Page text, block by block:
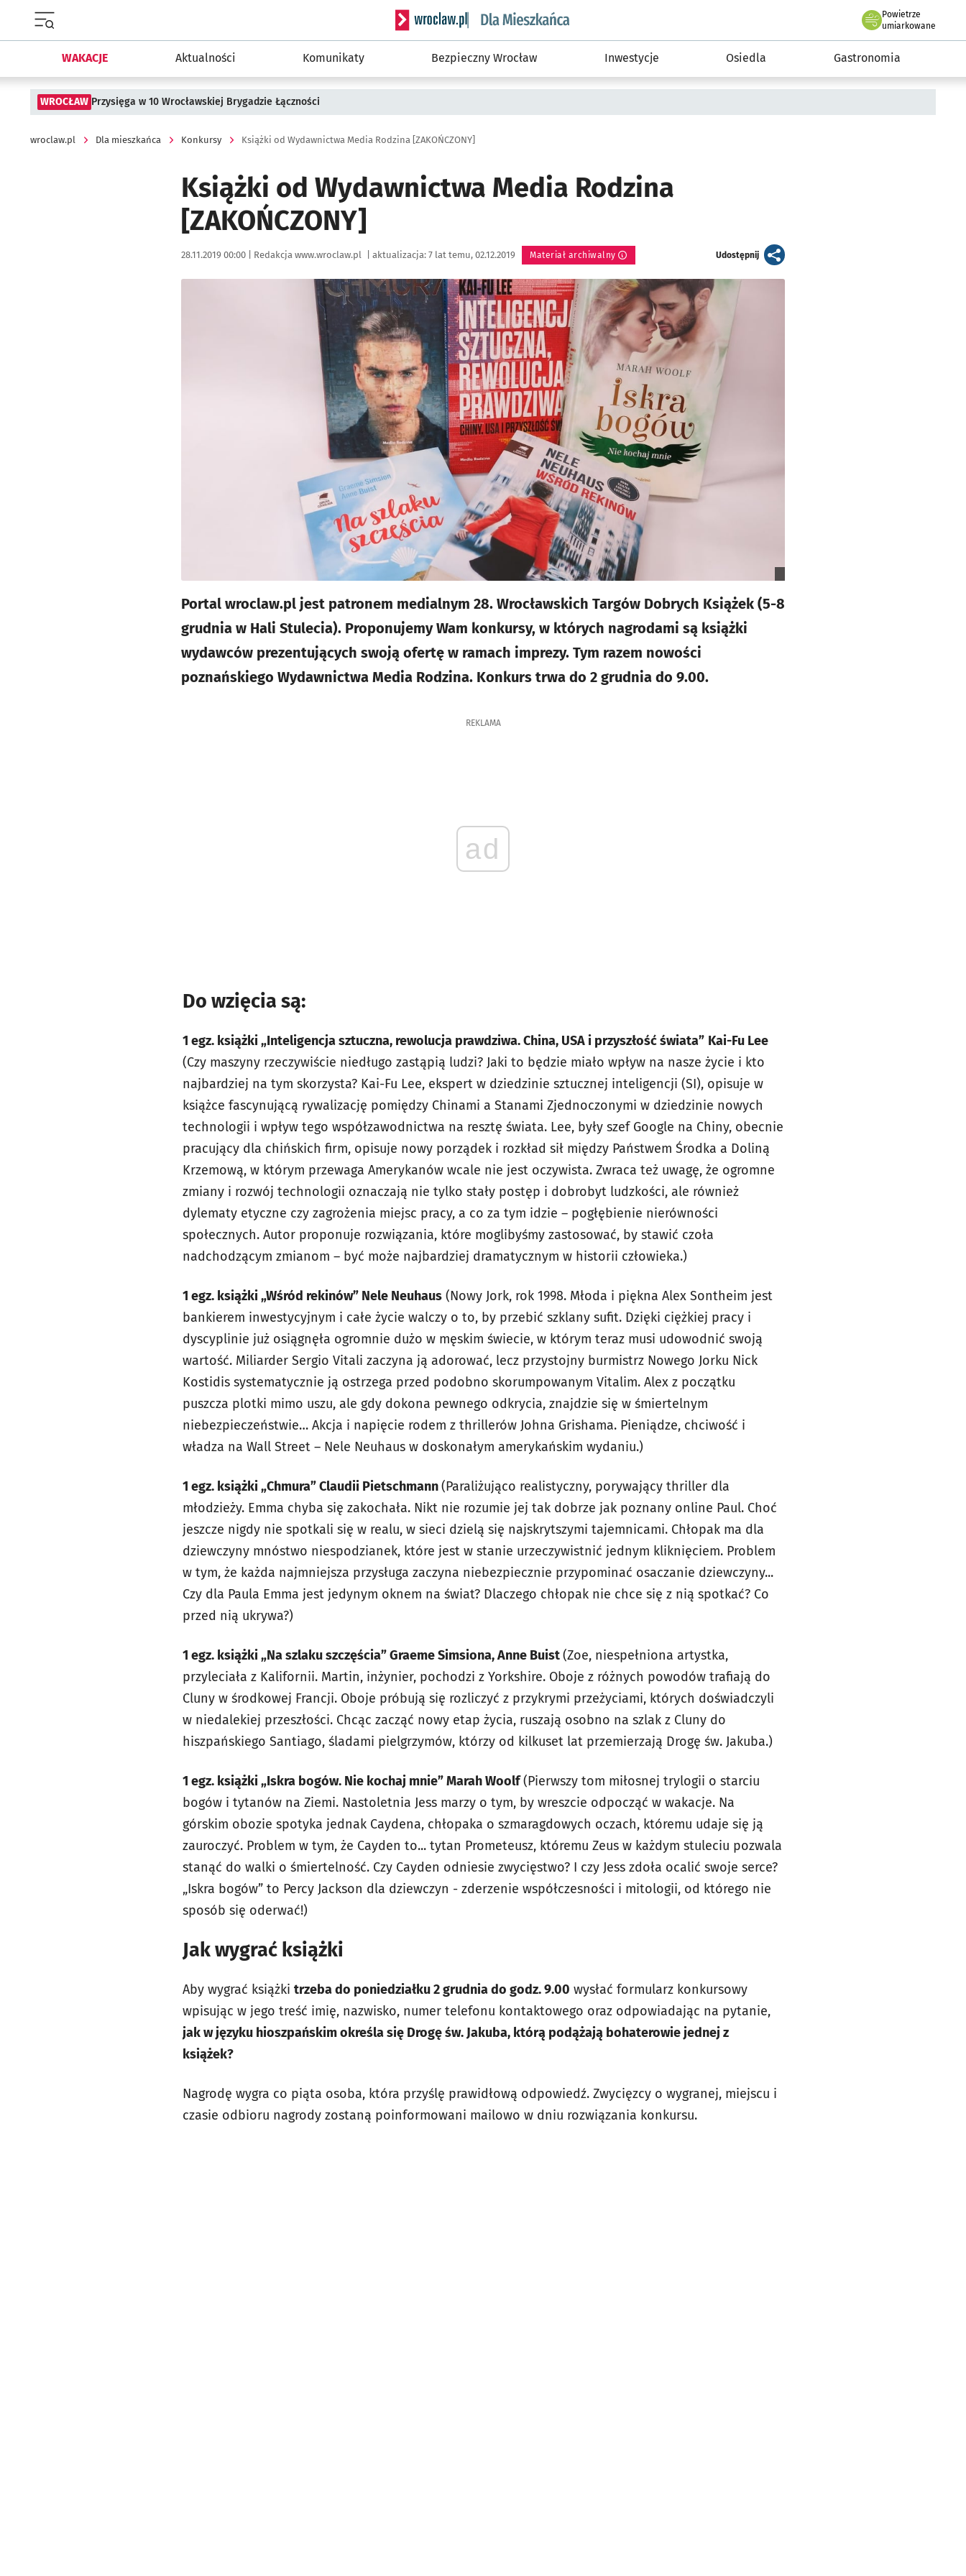
Serwis informacyjny wroclaw.pl podserwis: Dla mieszkańca
Powietrze
we Wrocławiu
umiarkowane
WAKACJE Aktualności Komunikaty Bezpieczny Wrocław Inwestycje Osiedla Gastronomia
WROCŁAW Przysięga w 10 Wrocławskiej Brygadzie Łączności
wroclaw.pl Dla mieszkańca Konkursy Książki od Wydawnictwa Media Rodzina [ZAKOŃCZONY]
Książki od Wydawnictwa Media Rodzina
[ZAKOŃCZONY]
Data publikacji:
28.11.2019 00:00 | Autor:
Redakcja www.wroclaw.pl aktualizacja: 7 lat temu, 02.12.2019 Materiał archiwalny Udostępnijartykuł
Portal wroclaw.pl jest patronem medialnym 28. Wrocławskich Targów Dobrych Książek (5-8
grudnia w Hali Stulecia). Proponujemy Wam konkursy, w których nagrodami są książki
wydawców prezentujących swoją ofertę w ramach imprezy. Tym razem nowości
poznańskiego Wydawnictwa Media Rodzina. Konkurs trwa do 2 grudnia do 9.00.
REKLAMA
ad
Do wzięcia są:
1 egz. książki „Inteligencja sztuczna, rewolucja prawdziwa. China, USA i przyszłość świata” Kai-Fu Lee
(Czy maszyny rzeczywiście niedługo zastąpią ludzi? Jaki to będzie miało wpływ na nasze życie i kto
najbardziej na tym skorzysta? Kai-Fu Lee, ekspert w dziedzinie sztucznej inteligencji (SI), opisuje w
książce fascynującą rywalizację pomiędzy Chinami a Stanami Zjednoczonymi w dziedzinie nowych
technologii i wpływ tego współzawodnictwa na resztę świata. Lee, były szef Google na Chiny, obecnie
pracujący dla chińskich firm, opisuje nowy porządek i rozkład sił między Państwem Środka a Doliną
Krzemową, w którym przewaga Amerykanów wcale nie jest oczywista. Zwraca też uwagę, że ogromne
zmiany i rozwój technologii oznaczają nie tylko stały postęp i dobrobyt ludzkości, ale również
dylematy etyczne czy zagrożenia miejsc pracy, a co za tym idzie – pogłębienie nierówności
społecznych. Autor proponuje rozwiązania, które moglibyśmy zastosować, by stawić czoła
nadchodzącym zmianom – być może najbardziej dramatycznym w historii człowieka.)
1 egz. książki „Wśród rekinów” Nele Neuhaus (Nowy Jork, rok 1998. Młoda i piękna Alex Sontheim jest
bankierem inwestycyjnym i całe życie walczy o to, by przebić szklany sufit. Dzięki ciężkiej pracy i
dyscyplinie już osiągnęła ogromnie dużo w męskim świecie, w którym teraz musi udowodnić swoją
wartość. Miliarder Sergio Vitali zaczyna ją adorować, lecz przystojny burmistrz Nowego Jorku Nick
Kostidis systematycznie ją ostrzega przed podobno skorumpowanym Vitalim. Alex z początku
puszcza plotki mimo uszu, ale gdy dokona pewnego odkrycia, znajdzie się w śmiertelnym
niebezpieczeństwie… Akcja i napięcie rodem z thrillerów Johna Grishama. Pieniądze, chciwość i
władza na Wall Street – Nele Neuhaus w doskonałym amerykańskim wydaniu.)
1 egz. książki „Chmura” Claudii Pietschmann(Paraliżująco realistyczny, porywający thriller dla
młodzieży. Emma chyba się zakochała. Nikt nie rozumie jej tak dobrze jak poznany online Paul. Choć
jeszcze nigdy nie spotkali się w realu, w sieci dzielą się najskrytszymi tajemnicami. Chłopak ma dla
dziewczyny mnóstwo niespodzianek, które jest w stanie urzeczywistnić jednym kliknięciem. Problem
w tym, że każda najmniejsza przysługa zaczyna niebezpiecznie przypominać osaczanie dziewczyny...
Czy dla Paula Emma jest jedynym oknem na świat? Dlaczego chłopak nie chce się z nią spotkać? Co
przed nią ukrywa?)
1 egz. książki „Na szlaku szczęścia” Graeme Simsiona, Anne Buist(Zoe, niespełniona artystka,
przyleciała z Kalifornii. Martin, inżynier, pochodzi z Yorkshire. Oboje z różnych powodów trafiają do
Cluny w środkowej Francji. Oboje próbują się rozliczyć z przykrymi przeżyciami, których doświadczyli
w niedalekiej przeszłości. Chcąc zacząć nowy etap życia, ruszają osobno na szlak z Cluny do
hiszpańskiego Santiago, śladami pielgrzymów, którzy od kilkuset lat przemierzają Drogę św. Jakuba.)
1 egz. książki „Iskra bogów. Nie kochaj mnie” Marah Woolf(Pierwszy tom miłosnej trylogii o starciu
bogów i tytanów na Ziemi. Nastoletnia Jess marzy o tym, by wreszcie odpocząć w wakacje. Na
górskim obozie spotyka jednak Caydena, chłopaka o szmaragdowych oczach, któremu udaje się ją
zauroczyć. Problem w tym, że Cayden to... tytan Prometeusz, któremu Zeus w każdym stuleciu pozwala
stanąć do walki o śmiertelność. Czy Cayden odniesie zwycięstwo? I czy Jess zdoła ocalić swoje serce?
„Iskra bogów” to Percy Jackson dla dziewczyn - zderzenie współczesności i mitologii, od którego nie
sposób się oderwać!)
Jak wygrać książki
Aby wygrać książki trzeba do poniedziałku 2 grudnia do godz. 9.00 wysłać formularz konkursowy
wpisując w jego treść imię, nazwisko, numer telefonu kontaktowego oraz odpowiadając na pytanie,
jak w języku hioszpańskim określa się Drogę św. Jakuba, którą podążają bohaterowie jednej z
książek?
Nagrodę wygra co piąta osoba, która przyślę prawidłową odpowiedź. Zwycięzcy o wygranej, miejscu i
czasie odbioru nagrody zostaną poinformowani mailowo w dniu rozwiązania konkursu.